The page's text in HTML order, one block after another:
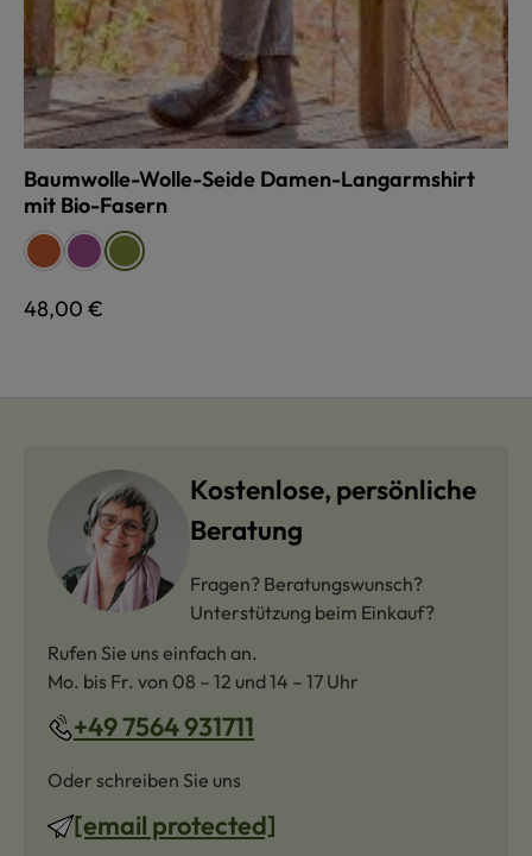
Baumwolle-Wolle-Seide Damen-Langarmshirt
mit Bio-Fasern
Farbe auswählen
orangelila grün
Regulärer Preis:
48,00 €
Kostenlose, persönliche
Beratung
Fragen? Beratungswunsch?
Unterstützung beim Einkauf?
Rufen Sie uns einfach an.
Mo. bis Fr. von 08 – 12 und 14 – 17 Uhr
+49 7564 931711
Oder schreiben Sie uns
[email protected]